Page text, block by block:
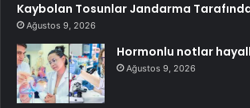
Kaybolan Tosunlar Jandarma
Ağustos 9, 2026
Hormonlu notlar
Ağustos 9, 2026